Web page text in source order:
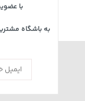
با
به باشگاه